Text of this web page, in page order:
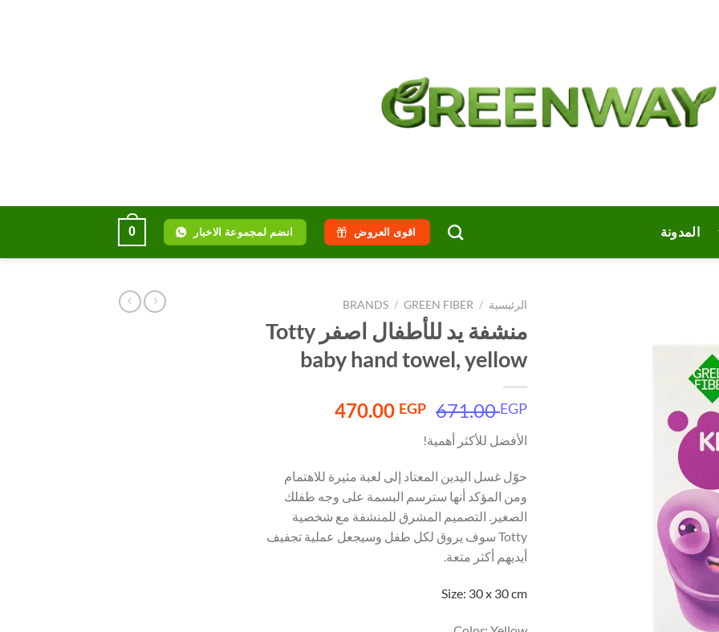
المدونة اقوى العروض انضم لمجموعة الاخبار 0
الرئيسية /
BRANDS / GREEN FIBER
منشفة يد للأطفال اصفر Totty
baby hand towel, yellow
671.00EGP
السعر
هو:
671.00 EGP.
470.00 EGP
السعر
470.00 EGP.
الأفضل للأكثر أهمية!
حوّل غسل اليدين المعتاد إلى لعبة مثيرة للاهتمام
ومن المؤكد أنها سترسم البسمة على وجه طفلك
الصغير. التصميم المشرق للمنشفة مع شخصية
Totty سوف يروق لكل طفل وسيجعل عملية تجفيف
أيديهم أكثر متعة.
Size: 30 x 30 cm